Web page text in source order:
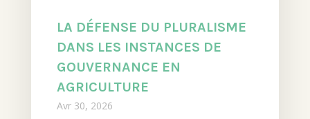
LA DÉFENSE DU PLURALISME
DANS LES INSTANCES DE
GOUVERNANCE EN
AGRICULTURE
Avr 30, 2026